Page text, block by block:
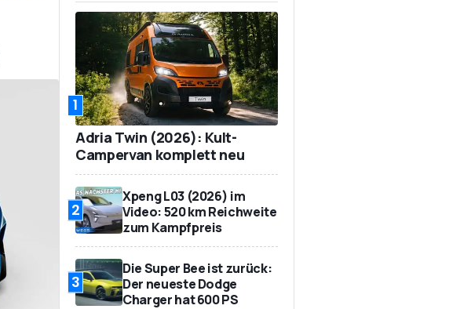
1
Adria Twin (2026): Kult-
Campervan komplett neu
2
Xpeng L03 (2026) im
Video: 520 km Reichweite
zum Kampfpreis
3
Die Super Bee ist zurück:
Der neueste Dodge
Charger hat 600 PS